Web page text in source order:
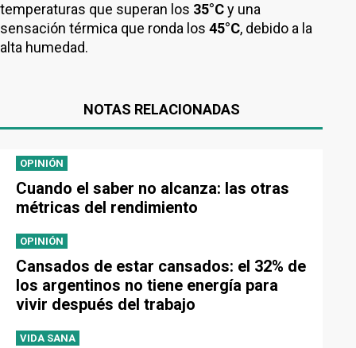
temperaturas que superan los 35°Cy una
sensación térmica que ronda los 45°C, debido a la
alta humedad.
NOTAS RELACIONADAS
OPINIÓN
Cuando el saber no alcanza: las otras
métricas del rendimiento
OPINIÓN
Cansados de estar cansados: el 32% de
los argentinos no tiene energía para
vivir después del trabajo
VIDA SANA